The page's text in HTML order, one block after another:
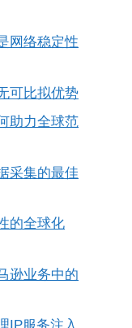
网络稳定性
可比拟优势
助力全球范
采集的最佳
的全球化
逊业务中的